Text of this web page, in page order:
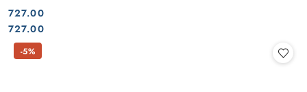
Cena:
727.00
Cena:
727.00
-5%